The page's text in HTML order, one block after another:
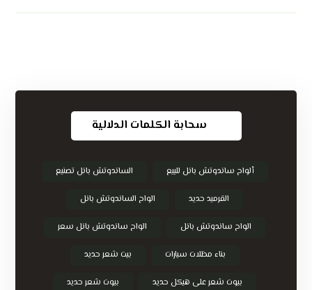
سحابة الكلمات الدلالية
ألواح ساندوتش بانل للبيع الساندوتش بانل تصنيع
القرميد حديد الواح الساندوتش بانل
الواح ساندوتش بانل الواح ساندوتش بانل سعر
بناء مظلات سيارات بيت شعر حديد
بيوت شعر على هيكل حديد بيوت شعر حديد